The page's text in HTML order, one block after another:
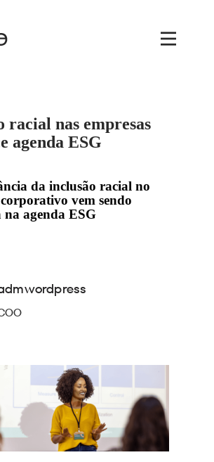
racial nas empresas
agenda ESG
da inclusão racial no
vem sendo
na agenda ESG